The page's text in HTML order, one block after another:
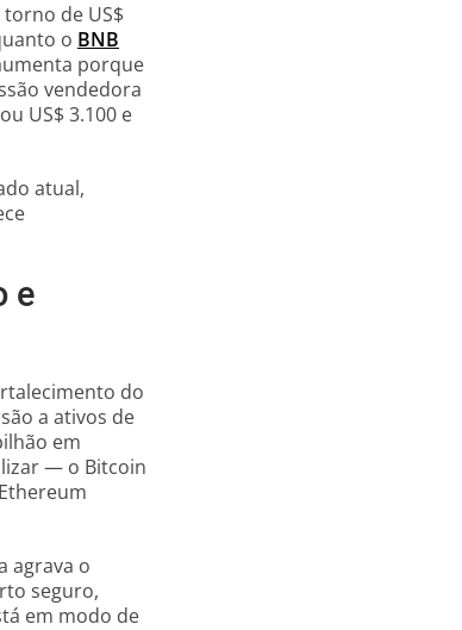
de US$
o BNB
porque
vendedora
US$ 3.100 e
atual,
e
do
a ativos de
em
— o Bitcoin
agrava o
seguro,
em modo de